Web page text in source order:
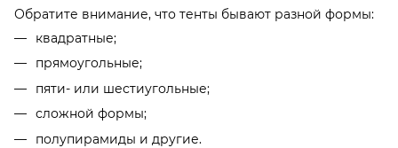
Обратите внимание, что тенты бывают разной формы:
квадратные;
прямоугольные;
пяти- или шестиугольные;
сложной формы;
полупирамиды и другие.